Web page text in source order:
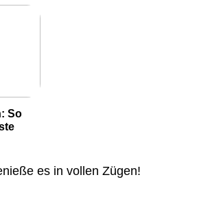
So
es in vollen Zügen!